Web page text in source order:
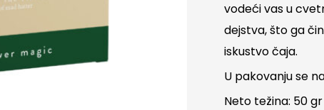
vodeći vas u
dejstva, što ga
iskustvo čaja.
U pakovanju se
Neto težina: 50 gr